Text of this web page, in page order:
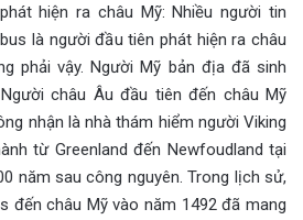
hiện ra châu Mỹ: Nhiều người tin
là người đầu tiên phát hiện ra châu
phải vậy. Người Mỹ bản địa đã sinh
châu Âu đầu tiên đến châu Mỹ
nhận là nhà thám hiểm người Viking
từ Greenland đến Newfoudland tại
năm sau công nguyên. Trong lịch sử,
đến châu Mỹ vào năm 1492 đã mang